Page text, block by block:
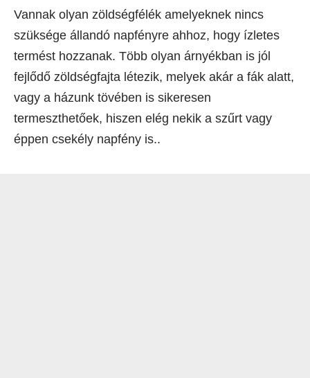
Vannak olyan zöldségfélék amelyeknek nincs
szüksége állandó napfényre ahhoz, hogy ízletes
termést hozzanak. Több olyan árnyékban is jól
fejlődő zöldségfajta létezik, melyek akár a fák alatt,
vagy a házunk tövében is sikeresen
termeszthetőek, hiszen elég nekik a szűrt vagy
éppen csekély napfény is..